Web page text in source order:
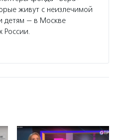
живут с неизлечимой
детям — в Москве
России.